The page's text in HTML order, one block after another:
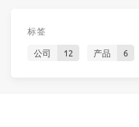
标签
公司
12 产品 6